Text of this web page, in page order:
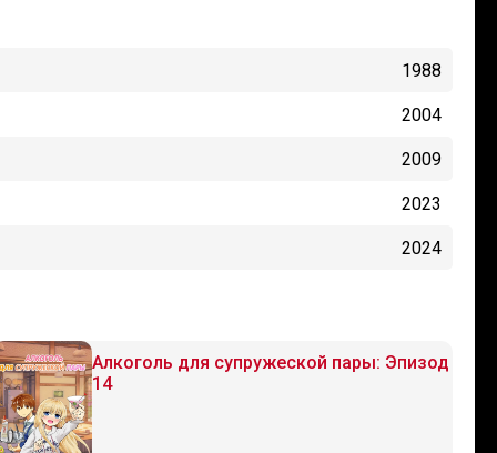
1988
2004
2009
2023
2024
Алкоголь для супружеской пары: Эпизод
14